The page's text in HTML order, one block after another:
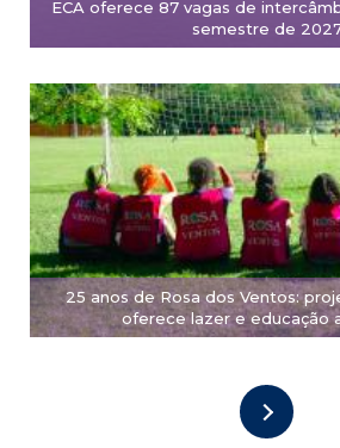
ECA oferece 87 vagas de
semestre de
25 anos de Rosa dos Ventos:
oferece lazer e educação